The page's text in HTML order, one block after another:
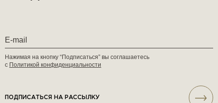
Нажимая на кнопку “Подписаться” вы соглашаетесь
с Политикой конфиденциальности
ПОДПИСАТЬСЯ НА РАССЫЛКУ